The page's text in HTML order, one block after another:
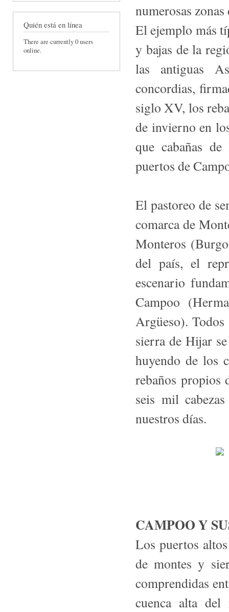
Quién está en línea
There are currently 0 users
online.
numerosas
El ejemplo más
y bajas de la
las antiguas
concordias,
siglo XV, los
de invierno en
que cabañas
puertos de
El pastoreo de
comarca de
Monteros
del país, el
escenario
Campoo
Argüeso).
sierra de Hijar
huyendo de los
rebaños propios
seis mil
nuestros días.
CAMPOO Y
Los puertos
de montes y
comprendidas
cuenca alta